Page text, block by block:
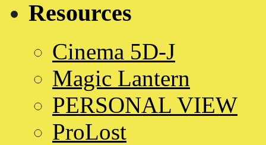
Resources
Cinema 5D-J
Magic Lantern
PERSONAL VIEW
ProLost